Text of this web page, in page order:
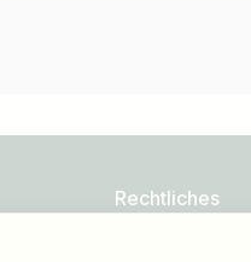
Rechtliches